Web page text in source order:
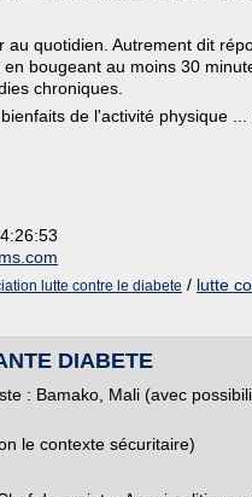
au quotidien. Autrement dit
bougeant au moins 30
chroniques.
de l'activité physique
lutte contre le diabete / lutte
DIABETE
: Bamako, Mali (avec
le contexte sécuritaire)